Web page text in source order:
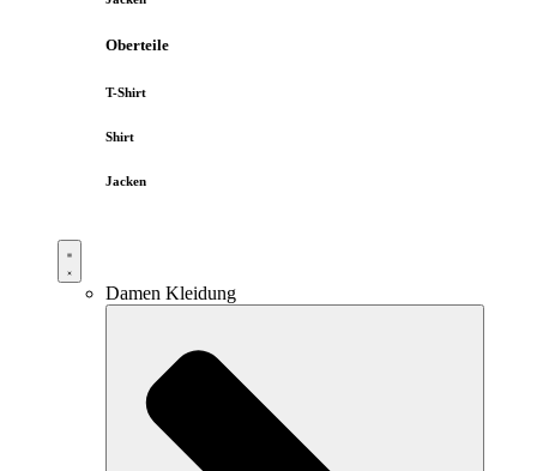
Oberteile
T-Shirt
Shirt
Jacken
Damen Kleidung